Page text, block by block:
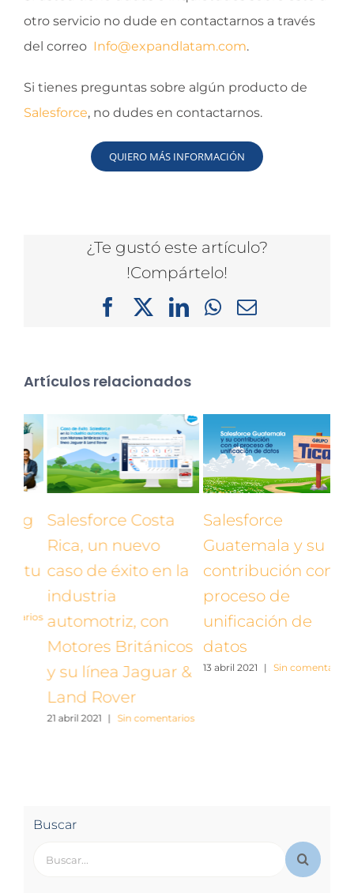
otro servicio no dude en contactarnos a través
del correo Info@expandlatam.com.
Si tienes preguntas sobre algún producto de
Salesforce, no dudes en contactarnos.
QUIERO MÁS INFORMACIÓN
¿Te gustó este artículo?
!Compártelo!
FacebookLinkedIn
WhatsApp
Correo
Artículos relacionados
Salesforce Costa
Rica, un nuevo
caso de éxito en la
industria
automotriz, con
Motores Británicos
y su línea Jaguar &
Land Rover
21 abril 2021 | Sin comentarios
Salesforce
Guatemala y su
contribución con el
proceso de
unificación de
datos
13 abril 2021 | Sin comentarios
Buscar
Buscar: